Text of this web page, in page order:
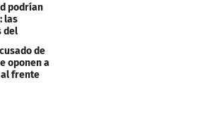
podrían
las
del
de
oponen a
frente